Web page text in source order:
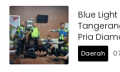
Blue
Pria
Daerah